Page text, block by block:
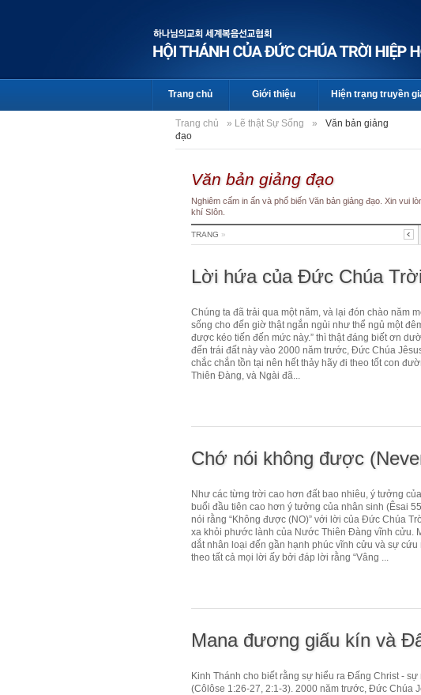
Trang chủ Giới thiệu Hiện trạng truyền
Trang chủ » Lẽ thật Sự Sống »
Văn bản giảng
đạo
Văn bản giảng đạo
Nghiêm cấm in ấn và phổ biến Văn bản giảng đạo. Xin vui
khí SIôn.
TRANG »
Lời hứa của Đức Chúa
Chúng ta đã trải qua một năm, và lại đón chào năm
sống cho đến giờ thật ngắn ngủi như thể ngủ một
được kéo tiến đến mức này.” thì thật đáng biết ơn
đến trái đất này vào 2000 năm trước, Đức Chúa
chắc chắn tồn tại nên hết thảy hãy đi theo tốt con
Thiên Đàng, và Ngài đã...
Chớ nói không được
Như các từng trời cao hơn đất bao nhiêu, ý tưởng
buổi đầu tiên cao hơn ý tưởng của nhân sinh (Êsai
nói rằng “Không được (NO)” với lời của Đức Chúa
xa khỏi phước lành của Nước Thiên Đàng vĩnh cửu.
dắt nhân loại đến gần hạnh phúc vĩnh cửu và sự
theo tất cả mọi lời ấy bởi đáp lời rằng “Vâng ...
Mana đương giấu kín và
Kinh Thánh cho biết rằng sự hiểu ra Đấng Christ -
(Côlôse 1:26-27, 2:1-3). 2000 năm trước, Đức Chúa